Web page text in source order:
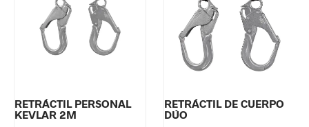
RETRÁCTIL PERSONAL
KEVLAR 2M
RETRÁCTIL DE CUERPO
DÚO